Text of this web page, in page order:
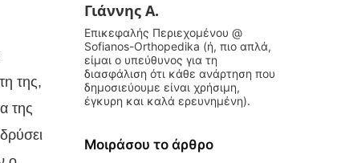
της,
της
Γιάννης Α.
Επικεφαλής Περιεχομένου @
Sofianos-Orthopedika (ή, πιο απλά,
είμαι ο υπεύθυνος για τη
διασφάλιση ότι κάθε ανάρτηση που
δημοσιεύουμε είναι χρήσιμη,
έγκυρη και καλά ερευνημένη).
Μοιράσου το άρθρο